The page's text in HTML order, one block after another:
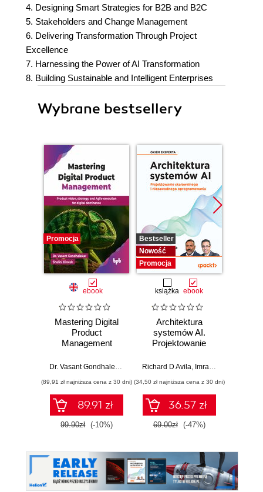
4. Designing Smart Strategies for B2B and B2C
5. Stakeholders and Change Management
6. Delivering Transformation Through Project
Excellence
7. Harnessing the Power of AI Transformation
8. Building Sustainable and Intelligent Enterprises
Wybrane bestsellery
Promocja
ebook
Mastering Digital
Product
Management
Dr. Vasant Gondhalekar Shalini Dinesh
(89,91 zł najniższa cena z 30 dni)
89.91 zł
99.90zł (-10%)
Bestseller
Nowość
Promocja
książka ebook
Architektura
systemów AI.
Projektowanie
niezawodnego
Richard D Avila, Imran Ahmad
(34,50 zł najniższa cena z 30 dni)
36.57 zł
69.00zł (-47%)